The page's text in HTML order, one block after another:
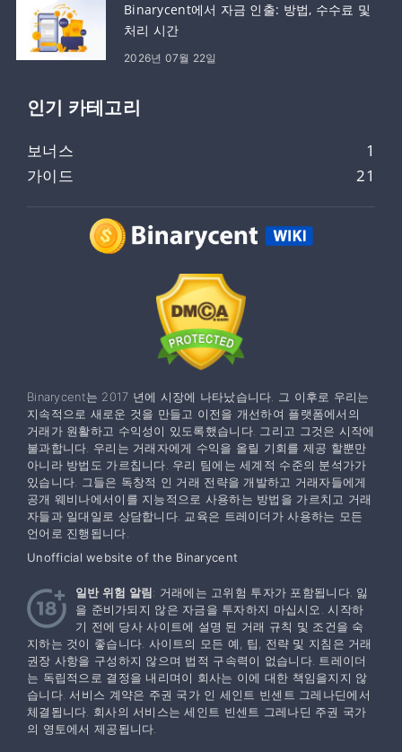
Binarycent에서 자금 인출: 방법, 수수료 및
처리 시간
2026년 07월 22일
인기 카테고리
보너스
1
가이드
21
Binarycent는 2017 년에 시장에 나타났습니다. 그 이후로 우리는
지속적으로 새로운 것을 만들고 이전을 개선하여 플랫폼에서의
거래가 원활하고 수익성이 있도록했습니다. 그리고 그것은 시작에
불과합니다. 우리는 거래자에게 수익을 올릴 기회를 제공 할뿐만
아니라 방법도 가르칩니다. 우리 팀에는 세계적 수준의 분석가가
있습니다. 그들은 독창적 인 거래 전략을 개발하고 거래자들에게
공개 웨비나에서이를 지능적으로 사용하는 방법을 가르치고 거래
자들과 일대일로 상담합니다. 교육은 트레이더가 사용하는 모든
언어로 진행됩니다.
Unofficial website of the Binarycent
일반 위험 알림: 거래에는 고위험 투자가 포함됩니다. 잃
을 준비가되지 않은 자금을 투자하지 마십시오. 시작하
기 전에 당사 사이트에 설명 된 거래 규칙 및 조건을 숙
지하는 것이 좋습니다. 사이트의 모든 예, 팁, 전략 및 지침은 거래
권장 사항을 구성하지 않으며 법적 구속력이 없습니다. 트레이더
는 독립적으로 결정을 내리며이 회사는 이에 대한 책임을지지 않
습니다. 서비스 계약은 주권 국가 인 세인트 빈센트 그레나딘에서
체결됩니다. 회사의 서비스는 세인트 빈센트 그레나딘 주권 국가
의 영토에서 제공됩니다.